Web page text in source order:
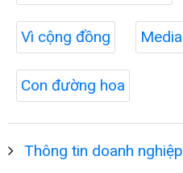
Vì cộng đồng Media
Con đường hoa
Thông tin doanh nghiệp